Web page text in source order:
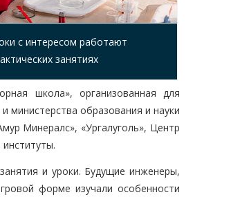
с интересом работают
занятиях
школа», организованная для
министерства образования и науки
Минералс», «Ургалуголь», Центр
и уроки. Будущие инженеры,
форме изучали особенности